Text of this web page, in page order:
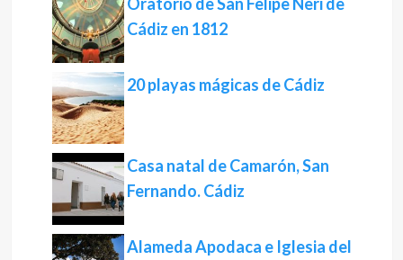
Cádiz en 1812
20 playas mágicas de Cádiz
Casa natal de Camarón, San
Fernando. Cádiz
Alameda Apodaca e Iglesia del